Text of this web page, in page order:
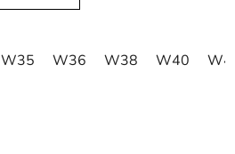
W35 W36 W38 W40